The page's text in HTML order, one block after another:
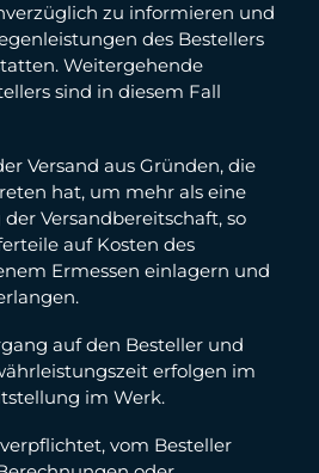
zu informieren und
des Bestellers
Weitergehende
sind in diesem Fall
Versand aus Gründen, die
hat, um mehr als eine
Versandbereitschaft, so
auf Kosten des
Ermessen einlagern und
auf den Besteller und
erfolgen im
im Werk.
vom Besteller